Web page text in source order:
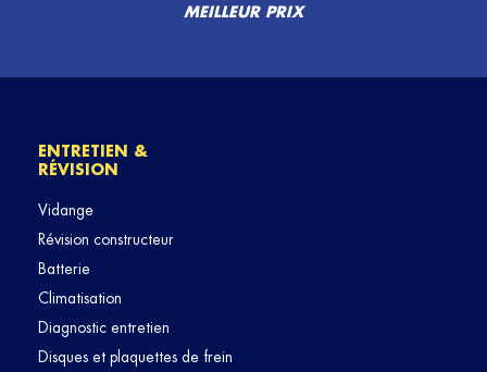
MEILLEUR PRIX
ENTRETIEN &
RÉVISION
Vidange
Révision constructeur
Batterie
Climatisation
Diagnostic entretien
Disques et plaquettes de frein